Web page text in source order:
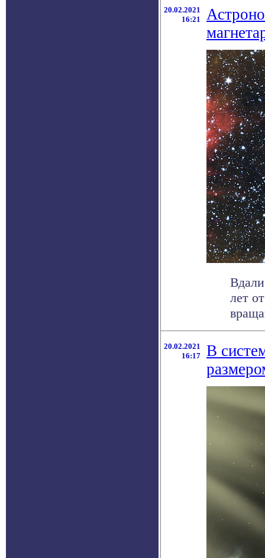
20.02.2021
16:21
лет
20.02.2021
16:17
В